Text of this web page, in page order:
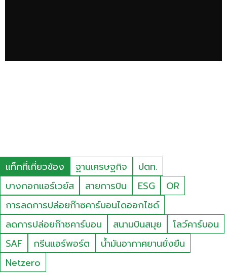
แท็กที่เกี่ยวข้อง ฐานเศรษฐกิจ
ปตท.
บางกอกแอร์เวย์ส
สายการบิน ESG
OR
การลดการปล่อยก๊าซคาร์บอนไดออกไซด์
ลดการปล่อยก๊าซคาร์บอน
สนามบินสมุย
โลว์คาร์บอน
SAF
กรีนแอร์พอร์ต
น้ำมันอากาศยานยั่งยืน
Netzero